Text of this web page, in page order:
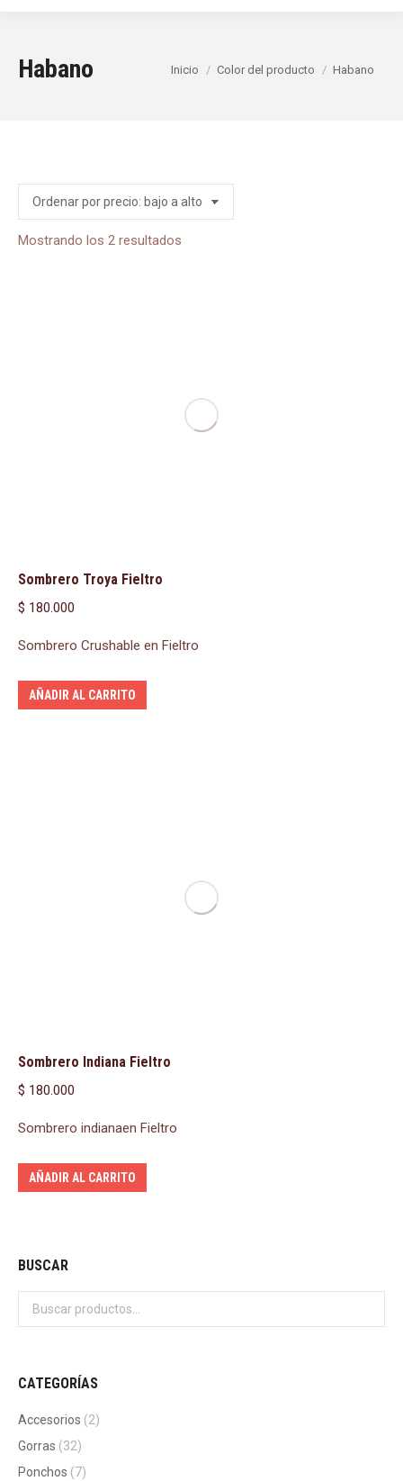
Habano Estás aquí:
Inicio Color del producto Habano
Mostrando los 2 resultados
Sombrero Troya Fieltro
$ 180.000
Sombrero Crushable en Fieltro
AÑADIR AL CARRITO
Sombrero Indiana Fieltro
$ 180.000
Sombrero indianaen Fieltro
AÑADIR AL CARRITO
BUSCAR
CATEGORÍAS
Accesorios (2)
Gorras (32)
Ponchos (7)